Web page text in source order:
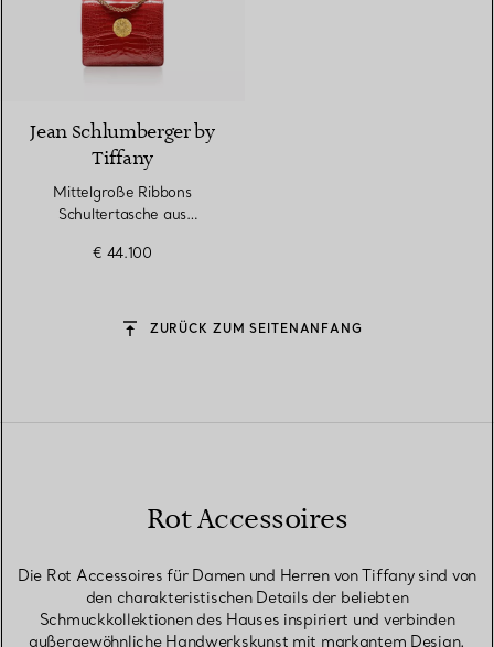
Jean Schlumberger by
Tiffany
Mittelgroße Ribbons
Schultertasche aus
€ 44.100
ZURÜCK ZUM SEITENANFANG
Rot Accessoires
Die Rot Accessoires für Damen und Herren von Tiffany sind von
den charakteristischen Details der beliebten
Schmuckkollektionen des Hauses inspiriert und verbinden
außergewöhnliche Handwerkskunst mit markantem Design.